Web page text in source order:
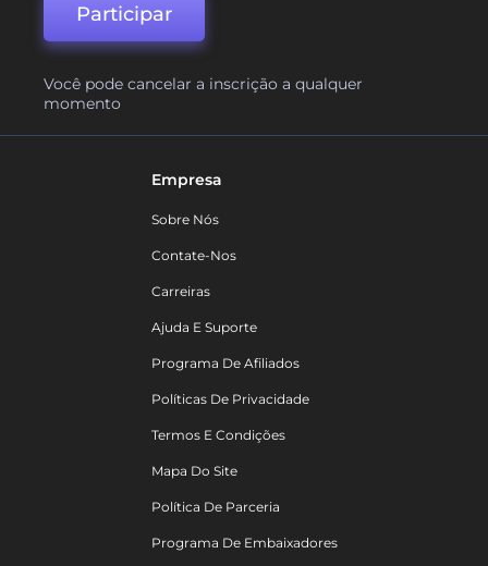
Participar
Você pode cancelar a inscrição a qualquer
momento
Empresa
Sobre Nós
Contate-Nos
Carreiras
Ajuda E Suporte
Programa De Afiliados
Políticas De Privacidade
Termos E Condições
Mapa Do Site
Política De Parceria
Programa De Embaixadores